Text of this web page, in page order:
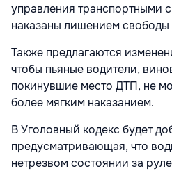
управления транспортными
наказаны лишением свободы
Также предлагаются
чтобы пьяные водители,
покинувшие место ДТП, не
более мягким наказанием.
В Уголовный кодекс будет
предусматривающая, что
нетрезвом состоянии за